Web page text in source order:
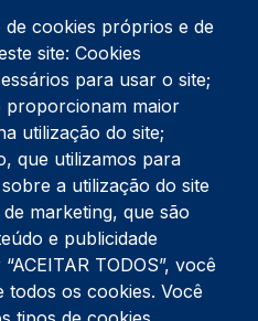
100
de cookies próprios e de
site: Cookies
para usar o site;
proporcionam maior
utilização do site;
que utilizamos para
a utilização do site
marketing, que são
e publicidade
TODOS”, você
os cookies. Você